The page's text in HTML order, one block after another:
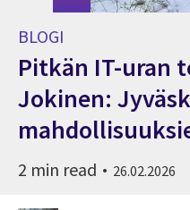
BLOGI
Pitkän IT-uran
Jokinen:
2 min read 26.02.2026